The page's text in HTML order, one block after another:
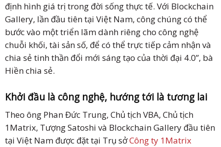
định hình giá trị trong đời sống thực tế. Với Blockchain
Gallery, lần đầu tiên tại Việt Nam, công chúng có thể
bước vào một triển lãm dành riêng cho công nghệ
chuỗi khối, tài sản số, để có thể trực tiếp cảm nhận và
chia sẻ tinh thần đổi mới sáng tạo của thời đại 4.0”, bà
Hiền chia sẻ.
Khởi đầu là công nghệ, hướng tới là tương lai
Theo ông Phan Đức Trung, Chủ tịch VBA, Chủ tịch
1Matrix, Tượng Satoshi và Blockchain Gallery đầu tiên
tại Việt Nam được đặt tại Trụ sởCông ty 1Matrix